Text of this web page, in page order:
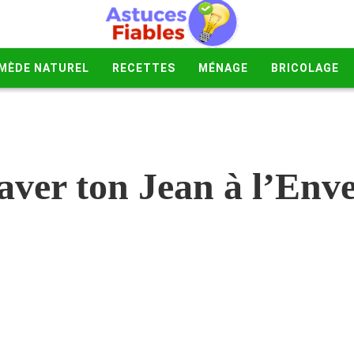
NATUREL RECETTES MÉNAGE BRICOLAGE
ton Jean à